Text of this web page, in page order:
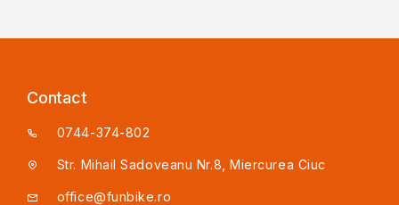
Contact
0744-374-802
Str. Mihail Sadoveanu Nr.8, Miercurea Ciuc
office@funbike.ro